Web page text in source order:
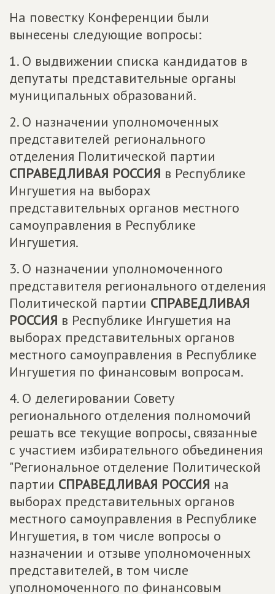
На повестку Конференции были
вынесены следующие вопросы:
1. О выдвижении списка кандидатов в
депутаты представительные органы
муниципальных образований.
2. О назначении уполномоченных
представителей регионального
отделения Политической партии
СПРАВЕДЛИВАЯ РОССИЯ в Республике
Ингушетия на выборах
представительных органов местного
самоуправления в Республике
Ингушетия.
3. О назначении уполномоченного
представителя регионального отделения
Политической партии СПРАВЕДЛИВАЯ
РОССИЯ в Республике Ингушетия на
выборах представительных органов
местного самоуправления в Республике
Ингушетия по финансовым вопросам.
4. О делегировании Совету
регионального отделения полномочий
решать все текущие вопросы, связанные
с участием избирательного объединения
"Региональное отделение Политической
партии СПРАВЕДЛИВАЯ РОССИЯ на
выборах представительных органов
местного самоуправления в Республике
Ингушетия, в том числе вопросы о
назначении и отзыве уполномоченных
представителей, в том числе
уполномоченного по финансовым